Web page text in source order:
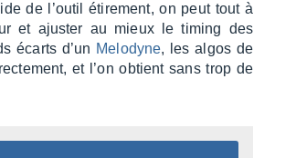
de l’ou­til étire­ment, on peut tout à
et ajus­ter au mieux le timing des
écarts d’un Melo­dyne, les algos de
et l’on obtient sans trop de